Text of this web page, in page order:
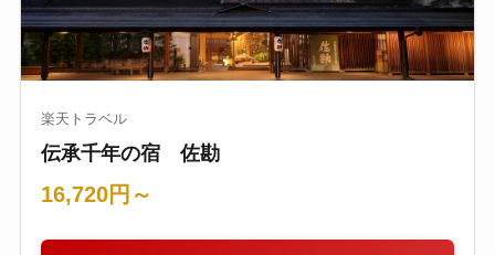
楽天トラベル
伝承千年の宿 佐勘
16,720円～